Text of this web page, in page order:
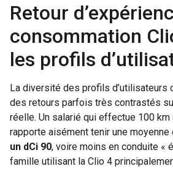
Retour
consommation
les profils
La diversité des profils d’utilisateurs
des retours parfois très contrastés
réelle. Un salarié qui effectue 100 km
rapporte aisément tenir une moyenne
un dCi 90, voire moins en conduite «
famille utilisant la Clio 4